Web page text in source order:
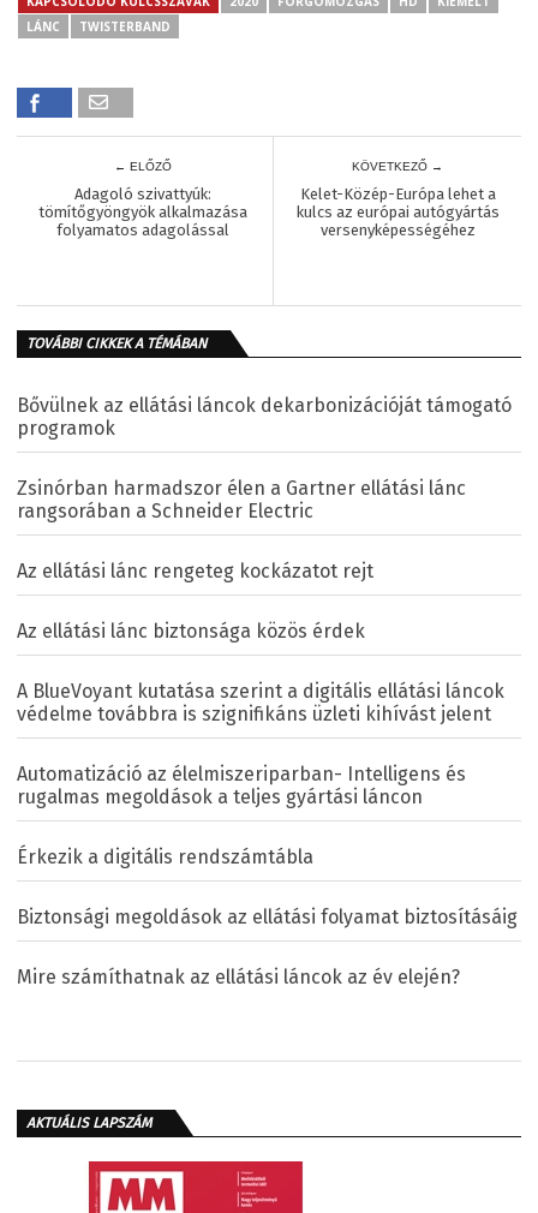
LÁNC
TWISTERBAND
← ELŐZŐ
Adagoló szivattyúk:
tömítőgyöngyök alkalmazása
folyamatos adagolással
KÖVETKEZŐ →
Kelet-Közép-Európa lehet a
kulcs az európai autógyártás
versenyképességéhez
TOVÁBBI CIKKEK A TÉMÁBAN
Bővülnek az ellátási láncok dekarbonizációját támogató
programok
Zsinórban harmadszor élen a Gartner ellátási lánc
rangsorában a Schneider Electric
Az ellátási lánc rengeteg kockázatot rejt
Az ellátási lánc biztonsága közös érdek
A BlueVoyant kutatása szerint a digitális ellátási láncok
védelme továbbra is szignifikáns üzleti kihívást jelent
Automatizáció az élelmiszeriparban- Intelligens és
rugalmas megoldások a teljes gyártási láncon
Érkezik a digitális rendszámtábla
Biztonsági megoldások az ellátási folyamat biztosításáig
Mire számíthatnak az ellátási láncok az év elején?
AKTUÁLIS LAPSZÁM